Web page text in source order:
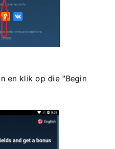
en klik op die "Begin